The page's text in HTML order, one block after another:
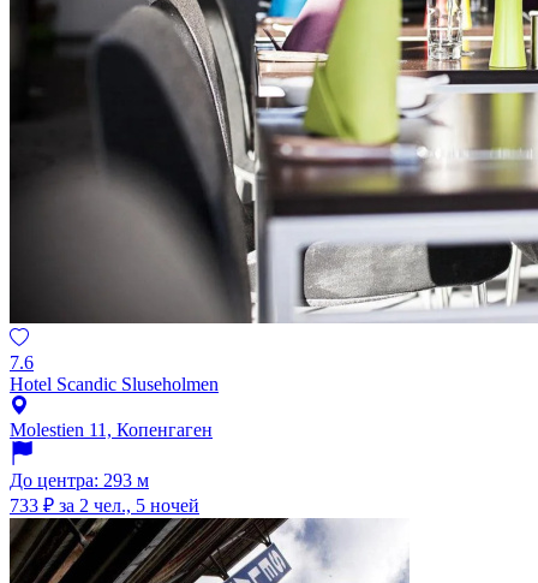
7.6
Hotel Scandic Sluseholmen
Molestien 11, Копенгаген
До центра: 293 м
733 ₽ за 2 чел., 5 ночей